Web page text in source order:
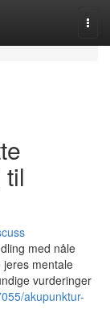
med nåle
mentale
vurderinger
akupunktur-